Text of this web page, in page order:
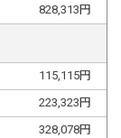
828,313 円
115,115円
223,323 円
328,078円